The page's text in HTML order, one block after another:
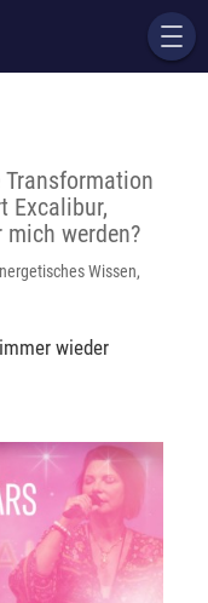
Transformation
Excalibur,
werden?
Wissen,
wieder